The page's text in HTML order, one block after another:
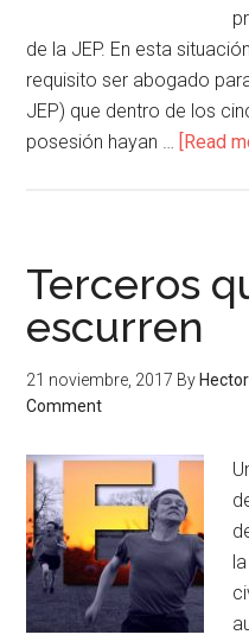
de la JEP. En esta
requisito ser abogado
JEP) que dentro de los
posesión hayan … [Read
Terceros
escurren
21 noviembre, 2017 By
Comment